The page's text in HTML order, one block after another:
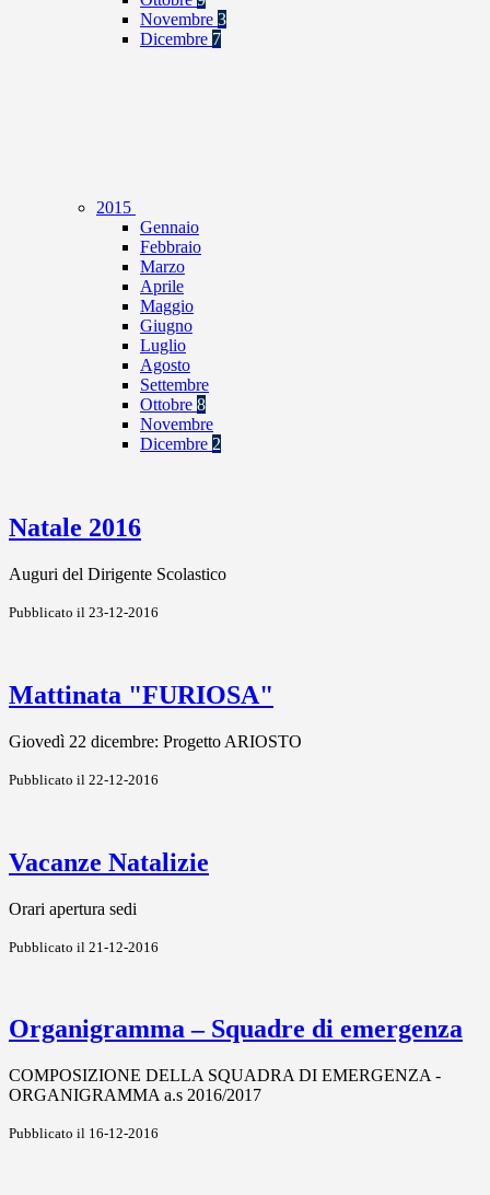
Novembre 3
Dicembre 7
2015
Gennaio
Febbraio
Marzo
Aprile
Maggio
Giugno
Luglio
Agosto
Settembre
Ottobre 8
Novembre
Dicembre 2
Natale 2016
Auguri del Dirigente Scolastico
Pubblicato il 23-12-2016
Mattinata "FURIOSA"
Giovedì 22 dicembre: Progetto ARIOSTO
Pubblicato il 22-12-2016
Vacanze Natalizie
Orari apertura sedi
Pubblicato il 21-12-2016
Organigramma – Squadre di emergenza
COMPOSIZIONE DELLA SQUADRA DI EMERGENZA -
ORGANIGRAMMA a.s 2016/2017
Pubblicato il 16-12-2016